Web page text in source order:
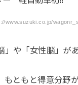
www.suzuki.co.jp/
や「女性脳」が
もともと得意分野